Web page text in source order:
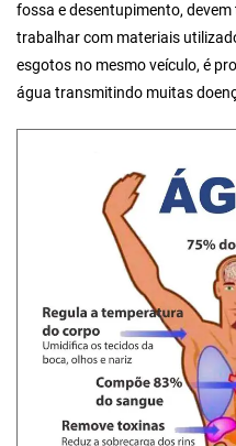
fossa e desentupimento,
trabalhar com materiais
esgotos no mesmo veículo, é
água transmitindo muitas